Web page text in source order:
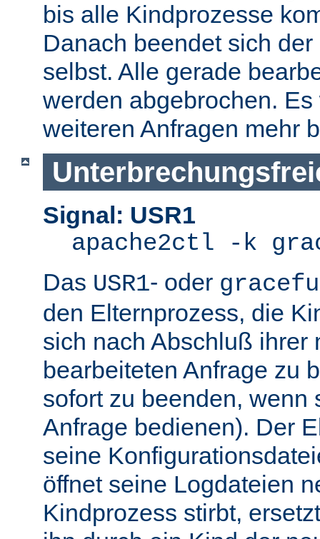
bis alle Kindprozesse
Danach beendet sich
selbst. Alle gerade
werden abgebrochen.
weiteren Anfragen mehr
Signal: USR1
apache2ctl -k
Das USR1- oder
den Elternprozess, die
sich nach Abschluß ihrer
bearbeiteten Anfrage zu
sofort zu beenden, wenn
Anfrage bedienen). Der
seine
öffnet seine Logdateien
Kindprozess stirbt,